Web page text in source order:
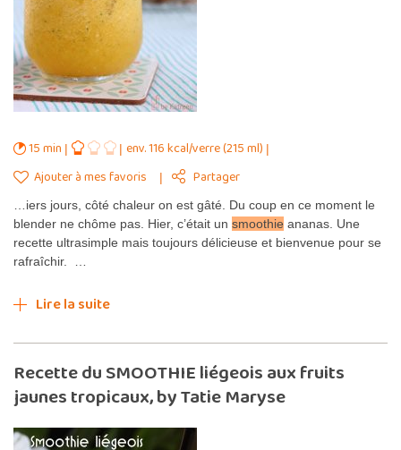
15 min
env. 116 kcal/verre (215 ml)
Ajouter à mes favoris
Partager
…iers jours, côté chaleur on est gâté. Du coup en ce moment le
blender ne chôme pas. Hier, c’était un smoothie ananas. Une
recette ultrasimple mais toujours délicieuse et bienvenue pour se
rafraîchir. …
Lire la suite
Recette du SMOOTHIE liégeois aux fruits
jaunes tropicaux, by Tatie Maryse